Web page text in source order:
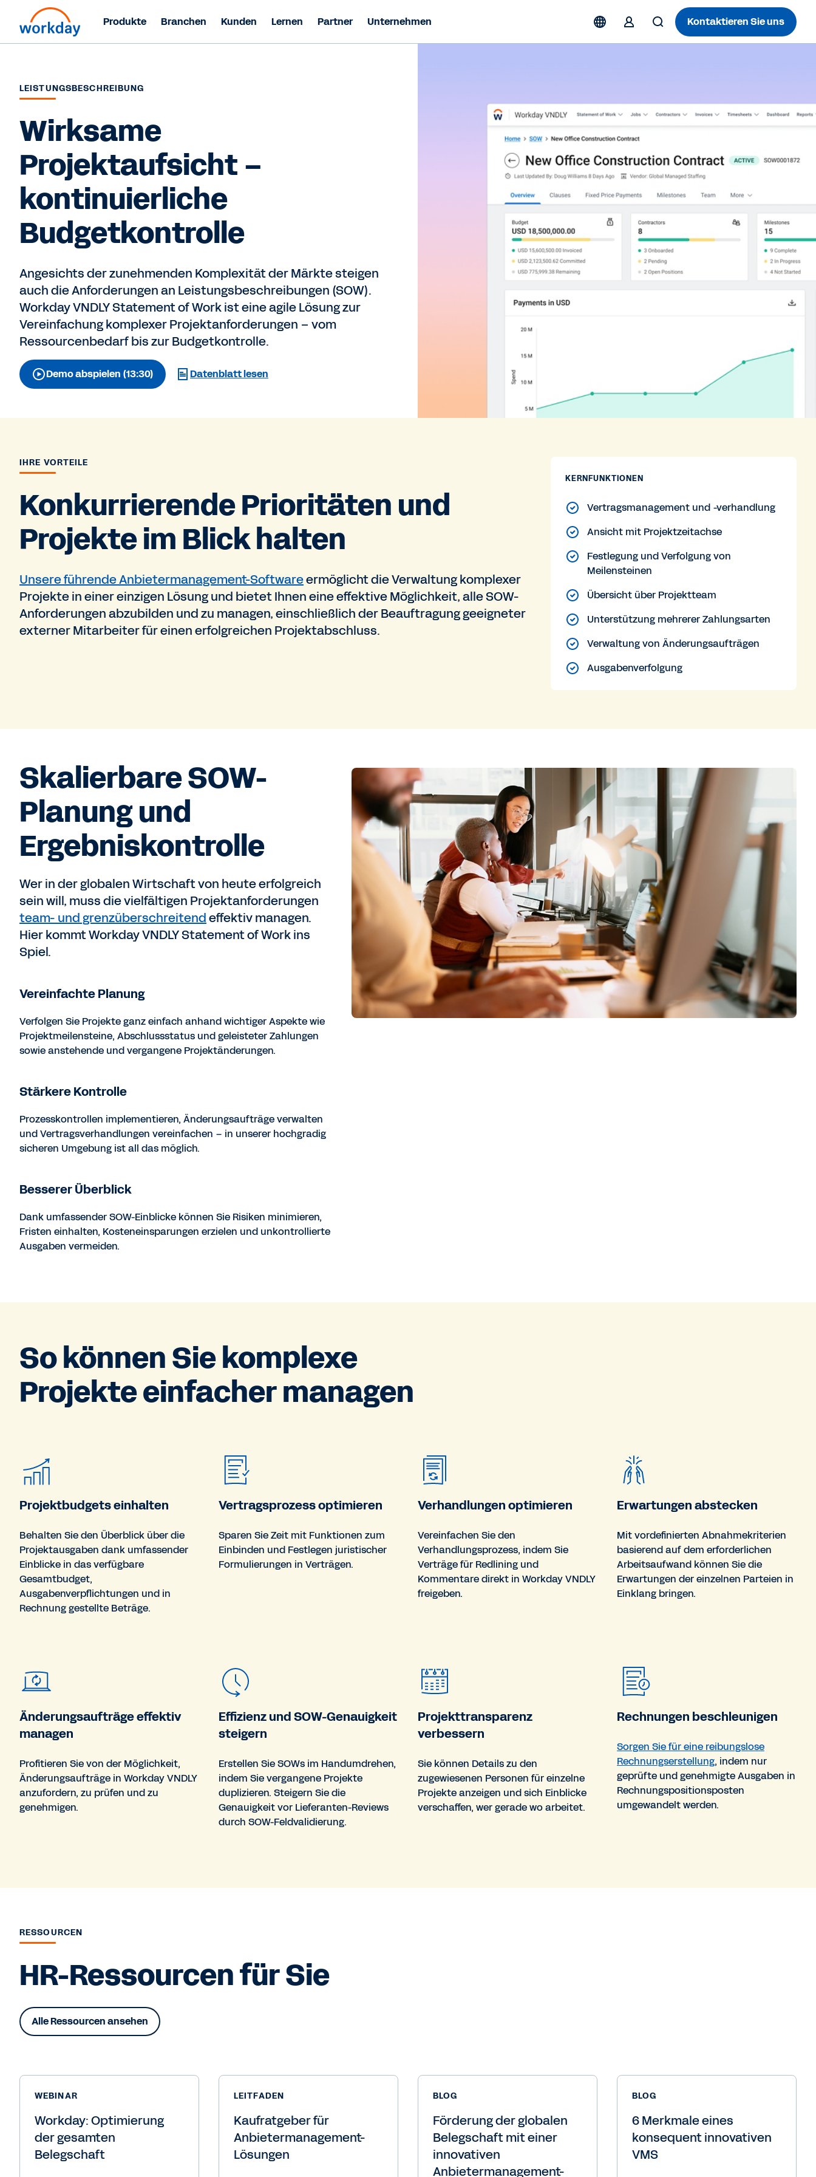
Produkte Branchen Kunden Lernen Partner Unternehmen Kontaktieren Sie uns
LEISTUNGSBESCHREIBUNG
Wirksame
Projektaufsicht –
kontinuierliche
Budgetkontrolle
Angesichts der zunehmenden Komplexität der Märkte steigen
auch die Anforderungen an Leistungsbeschreibungen (SOW).
Workday VNDLY Statement of Work ist eine agile Lösung zur
Vereinfachung komplexer Projektanforderungen – vom
Ressourcenbedarf bis zur Budgetkontrolle.
Demo abspielen (13:30) Datenblatt lesen
IHRE VORTEILE
Konkurrierende Prioritäten und
Projekte im Blick halten
Unsere führende Anbietermanagement-Softwareermöglicht die Verwaltung komplexer
Projekte in einer einzigen Lösung und bietet Ihnen eine effektive Möglichkeit, alle SOW-
Anforderungen abzubilden und zu managen, einschließlich der Beauftragung geeigneter
externer Mitarbeiter für einen erfolgreichen Projektabschluss.
KERNFUNKTIONEN
Vertragsmanagement und -verhandlung
Ansicht mit Projektzeitachse
Festlegung und Verfolgung von
Meilensteinen
Übersicht über Projektteam
Unterstützung mehrerer Zahlungsarten
Verwaltung von Änderungsaufträgen
Ausgabenverfolgung
Skalierbare SOW-
Planung und
Ergebniskontrolle
Wer in der globalen Wirtschaft von heute erfolgreich
sein will, muss die vielfältigen Projektanforderungen
team- und grenzüberschreitendeffektiv managen.
Hier kommt Workday VNDLY Statement of Work ins
Spiel.
Vereinfachte Planung
Verfolgen Sie Projekte ganz einfach anhand wichtiger Aspekte wie
Projektmeilensteine, Abschlussstatus und geleisteter Zahlungen
sowie anstehende und vergangene Projektänderungen.
Stärkere Kontrolle
Prozesskontrollen implementieren, Änderungsaufträge verwalten
und Vertragsverhandlungen vereinfachen – in unserer hochgradig
sicheren Umgebung ist all das möglich.
Besserer Überblick
Dank umfassender SOW-Einblicke können Sie Risiken minimieren,
Fristen einhalten, Kosteneinsparungen erzielen und unkontrollierte
Ausgaben vermeiden.
So können Sie komplexe
Projekte einfacher managen
Projektbudgets einhalten
Behalten Sie den Überblick über die
Projektausgaben dank umfassender
Einblicke in das verfügbare
Gesamtbudget,
Ausgabenverpflichtungen und in
Rechnung gestellte Beträge.
Vertragsprozess optimieren
Sparen Sie Zeit mit Funktionen zum
Einbinden und Festlegen juristischer
Formulierungen in Verträgen.
Verhandlungen optimieren
Vereinfachen Sie den
Verhandlungsprozess, indem Sie
Verträge für Redlining und
Kommentare direkt in Workday VNDLY
freigeben.
Erwartungen abstecken
Mit vordefinierten Abnahmekriterien
basierend auf dem erforderlichen
Arbeitsaufwand können Sie die
Erwartungen der einzelnen Parteien in
Einklang bringen.
Änderungsaufträge effektiv
managen
Profitieren Sie von der Möglichkeit,
Änderungsaufträge in Workday VNDLY
anzufordern, zu prüfen und zu
genehmigen.
Effizienz und SOW-Genauigkeit
steigern
Erstellen Sie SOWs im Handumdrehen,
indem Sie vergangene Projekte
duplizieren. Steigern Sie die
Genauigkeit vor Lieferanten-Reviews
durch SOW-Feldvalidierung.
Projekttransparenz
verbessern
Sie können Details zu den
zugewiesenen Personen für einzelne
Projekte anzeigen und sich Einblicke
verschaffen, wer gerade wo arbeitet.
Rechnungen beschleunigen
Sorgen Sie für eine reibungslose
Rechnungserstellung, indem nur
geprüfte und genehmigte Ausgaben in
Rechnungspositionsposten
umgewandelt werden.
RESSOURCEN
HR-Ressourcen für Sie
Alle Ressourcen ansehen
WEBINAR
Workday: Optimierung
der gesamten
Belegschaft
LEITFADEN
Kaufratgeber für
Anbietermanagement-
Lösungen
BLOG
Förderung der globalen
Belegschaft mit einer
innovativen
Anbietermanagement-
BLOG
6 Merkmale eines
konsequent innovativen
VMS